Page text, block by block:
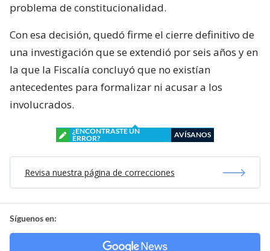
problema de constitucionalidad.
Con esa decisión, quedó firme el cierre definitivo de
una investigación que se extendió por seis años y en
la que la Fiscalía concluyó que no existían
antecedentes para formalizar ni acusar a los
involucrados.
¿ENCONTRASTE UN
ERROR?
AVÍSANOS
Revisa nuestra página de correcciones
Síguenos en: